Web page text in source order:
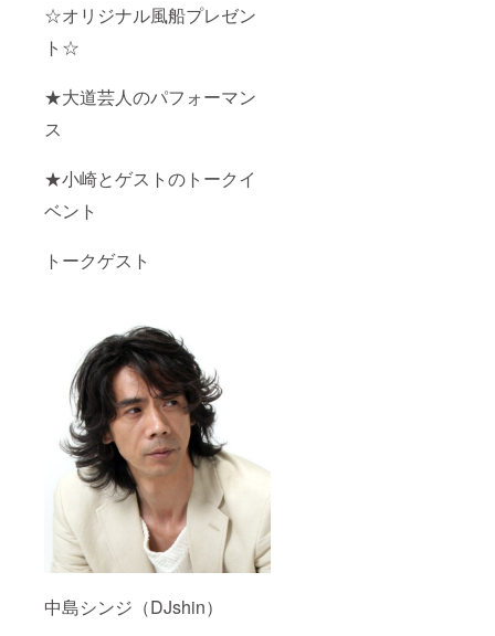
☆オリジナル風船プレゼン
ト☆
★大道芸人のパフォーマン
ス
★小崎とゲストのトークイ
ベント
トークゲスト
中島シンジ（DJshin）